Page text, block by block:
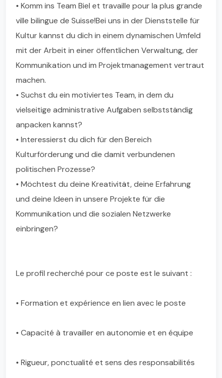
• Komm ins Team Biel et travaille pour la plus grande
ville bilingue de Suisse!Bei uns in der Dienststelle für
Kultur kannst du dich in einem dynamischen Umfeld
mit der Arbeit in einer öffentlichen Verwaltung, der
Kommunikation und im Projektmanagement vertraut
machen.
• Suchst du ein motiviertes Team, in dem du
vielseitige administrative Aufgaben selbstständig
anpacken kannst?
• Interessierst du dich für den Bereich
Kulturförderung und die damit verbundenen
politischen Prozesse?
• Möchtest du deine Kreativität, deine Erfahrung
und deine Ideen in unsere Projekte für die
Kommunikation und die sozialen Netzwerke
einbringen?
Le profil recherché pour ce poste est le suivant :
• Formation et expérience en lien avec le poste
• Capacité à travailler en autonomie et en équipe
• Rigueur, ponctualité et sens des responsabilités